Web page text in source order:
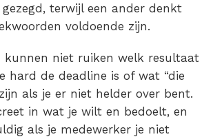
terwijl een ander denkt
voldoende zijn.
kunnen niet ruiken welk resultaat
hard de deadline is of wat “die
als je er niet helder over bent.
in wat je wilt en bedoelt, en
als je medewerker je niet